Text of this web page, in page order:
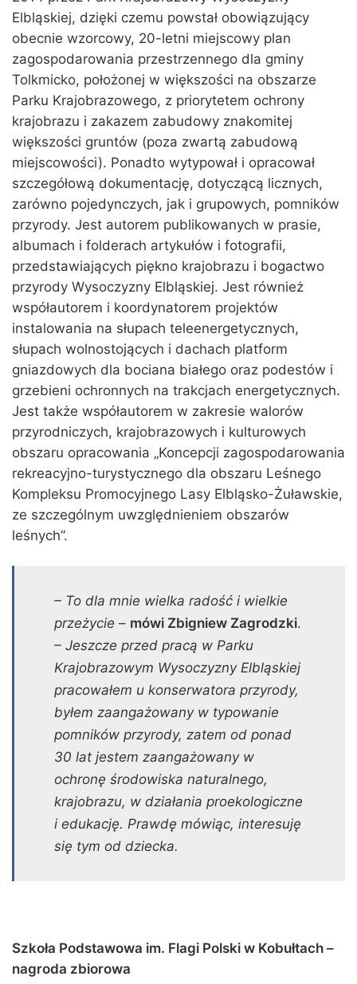
Elbląskiej, dzięki czemu powstał obowiązujący
obecnie wzorcowy, 20-letni miejscowy plan
zagospodarowania przestrzennego dla gminy
Tolkmicko, położonej w większości na obszarze
Parku Krajobrazowego, z priorytetem ochrony
krajobrazu i zakazem zabudowy znakomitej
większości gruntów (poza zwartą zabudową
miejscowości). Ponadto wytypował i opracował
szczegółową dokumentację, dotyczącą licznych,
zarówno pojedynczych, jak i grupowych, pomników
przyrody. Jest autorem publikowanych w prasie,
albumach i folderach artykułów i fotografii,
przedstawiających piękno krajobrazu i bogactwo
przyrody Wysoczyzny Elbląskiej. Jest również
współautorem i koordynatorem projektów
instalowania na słupach teleenergetycznych,
słupach wolnostojących i dachach platform
gniazdowych dla bociana białego oraz podestów i
grzebieni ochronnych na trakcjach energetycznych.
Jest także współautorem w zakresie walorów
przyrodniczych, krajobrazowych i kulturowych
obszaru opracowania „Koncepcji zagospodarowania
rekreacyjno-turystycznego dla obszaru Leśnego
Kompleksu Promocyjnego Lasy Elbląsko-Żuławskie,
ze szczególnym uwzględnieniem obszarów
leśnych”.
– To dla mnie wielka radość i wielkie
przeżycie – mówi Zbigniew Zagrodzki.
– Jeszcze przed pracą w Parku
Krajobrazowym Wysoczyzny Elbląskiej
pracowałem u konserwatora przyrody,
byłem zaangażowany w typowanie
pomników przyrody, zatem od ponad
30 lat jestem zaangażowany w
ochronę środowiska naturalnego,
krajobrazu, w działania proekologiczne
i edukację. Prawdę mówiąc, interesuję
się tym od dziecka.
Szkoła Podstawowa im. Flagi Polski w Kobułtach –
nagroda zbiorowa